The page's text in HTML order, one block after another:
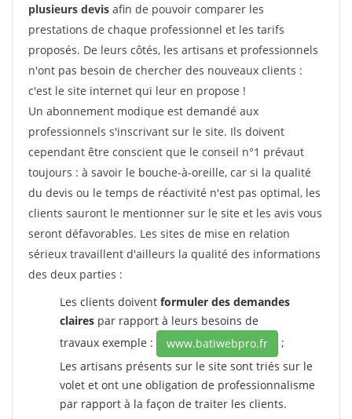
plusieurs devis afin de pouvoir comparer les
prestations de chaque professionnel et les tarifs
proposés. De leurs côtés, les artisans et professionnels
n'ont pas besoin de chercher des nouveaux clients :
c'est le site internet qui leur en propose !
Un abonnement modique est demandé aux
professionnels s'inscrivant sur le site. Ils doivent
cependant être conscient que le conseil n°1 prévaut
toujours : à savoir le bouche-à-oreille, car si la qualité
du devis ou le temps de réactivité n'est pas optimal, les
clients sauront le mentionner sur le site et les avis vous
seront défavorables. Les sites de mise en relation
sérieux travaillent d'ailleurs la qualité des informations
des deux parties :
Les clients doivent formuler des demandes
claires par rapport à leurs besoins de
travaux exemple :
www.batiwebpro.fr
;
Les artisans présents sur le site sont triés sur le
volet et ont une obligation de professionnalisme
par rapport à la façon de traiter les clients.